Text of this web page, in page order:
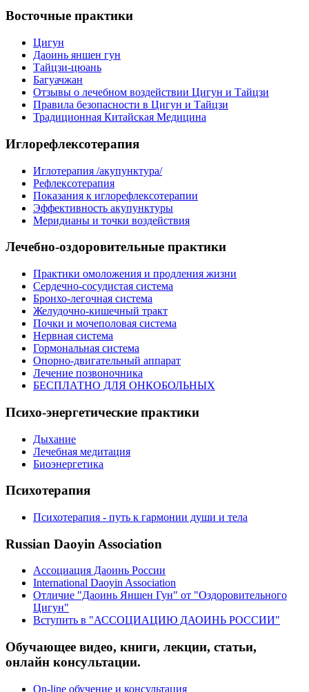
Восточные практики
Цигун
Даоинь яншен гун
Тайцзи-цюань
Багуачжан
Отзывы о лечебном воздействии Цигун и Тайцзи
Правила безопасности в Цигун и Тайцзи
Традиционная Китайская Медицина
Иглорефлексотерапия
Иглотерапия /акупунктура/
Рефлексотерапия
Показания к иглорефлексотерапии
Эффективность акупунктуры
Меридианы и точки воздействия
Лечебно-оздоровительные практики
Практики омоложения и продления жизни
Сердечно-сосудистая система
Бронхо-легочная система
Желудочно-кишечный тракт
Почки и мочеполовая система
Нервная система
Гормональная система
Опорно-двигательный аппарат
Лечение позвоночника
БЕСПЛАТНО ДЛЯ ОНКОБОЛЬНЫХ
Психо-энергетические практики
Дыхание
Лечебная медитация
Биоэнергетика
Психотерапия
Психотерапия - путь к гармонии души и тела
Russian Daoyin Association
Ассоциация Даоинь России
International Daoyin Association
Отличие "Даоинь Яншен Гун" от "Оздоровительного
Цигун"
Вступить в "АССОЦИАЦИЮ ДАОИНЬ РОССИИ"
Обучающее видео, книги, лекции, статьи,
онлайн консультации.
On-line обучение и консультация